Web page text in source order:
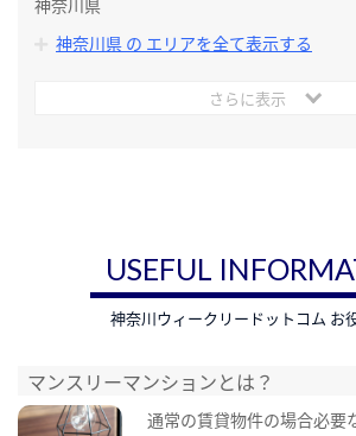
神奈川県
神奈川県 の エリアを全て表示する
さらに表示
USEFUL
神奈川ウィークリードットコム お
マンスリーマンションとは？
通常の賃貸物件の場合必要